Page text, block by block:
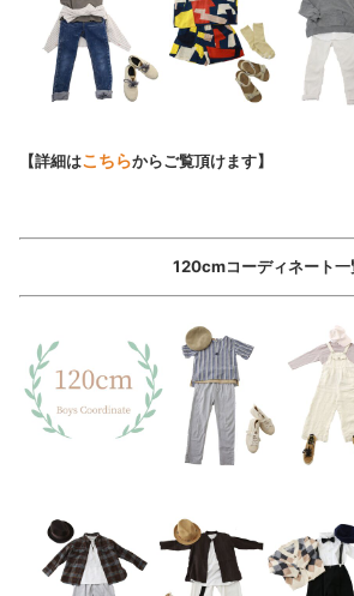
【詳細はこちらからご覧頂けます】
120cmコーディネート一